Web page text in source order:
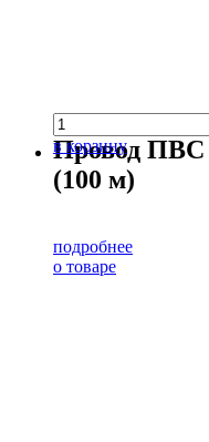
в корзину
Провод ПВС
(100 м)
подробнее
о товаре